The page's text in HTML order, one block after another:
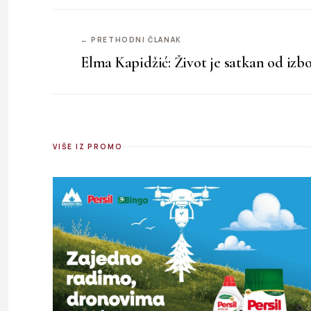
← PRETHODNI ČLANAK
Elma Kapidžić: Život je satkan od
VIŠE IZ PROMO